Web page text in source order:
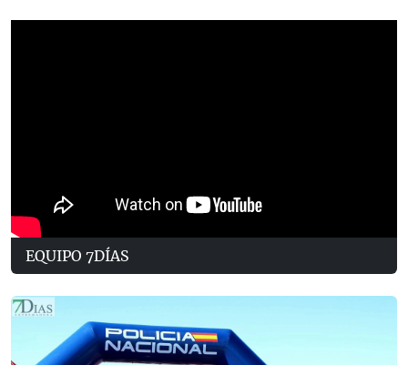
EQUIPO 7DÍAS